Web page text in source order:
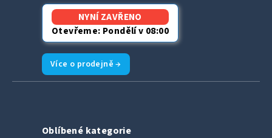
NYNÍ ZAVŘENO
Otevřeme: Pondělí v 08:00
Více o prodejně →
Oblíbené kategorie